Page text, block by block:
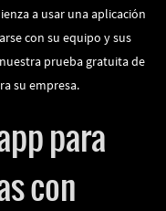
a usar una aplicación
con su equipo y sus
prueba gratuita de
su empresa.
para
con